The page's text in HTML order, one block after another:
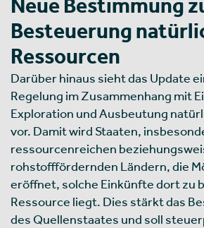
Neue Bestimmung
Besteuerung
Ressourcen
Darüber hinaus sieht das Update
Regelung im Zusammenhang mit
Exploration und Ausbeutung
vor. Damit wird Staaten,
ressourcenreichen
rohstofffördernden Ländern, die
eröffnet, solche Einkünfte dort zu
Ressource liegt. Dies stärkt das
des Quellenstaates und soll